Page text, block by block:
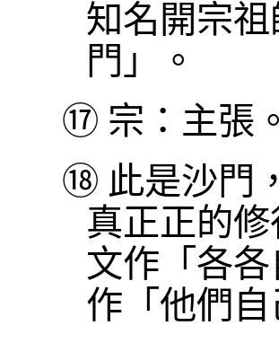
知名開宗
門」。
⑰ 宗：主張。
⑱ 此是沙門
真正正的
文作「各
作「他們